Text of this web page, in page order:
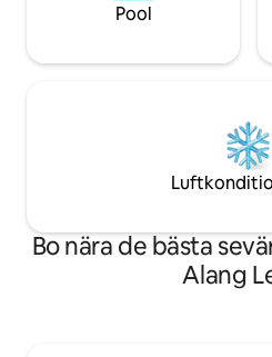
Pool
Bo nära de bästa
Alang